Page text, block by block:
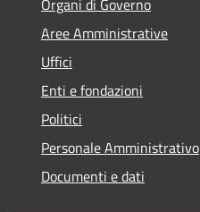
Aree Amministrative
Uffici
Enti e fondazioni
Politici
Personale Amministrativo
Documenti e dati